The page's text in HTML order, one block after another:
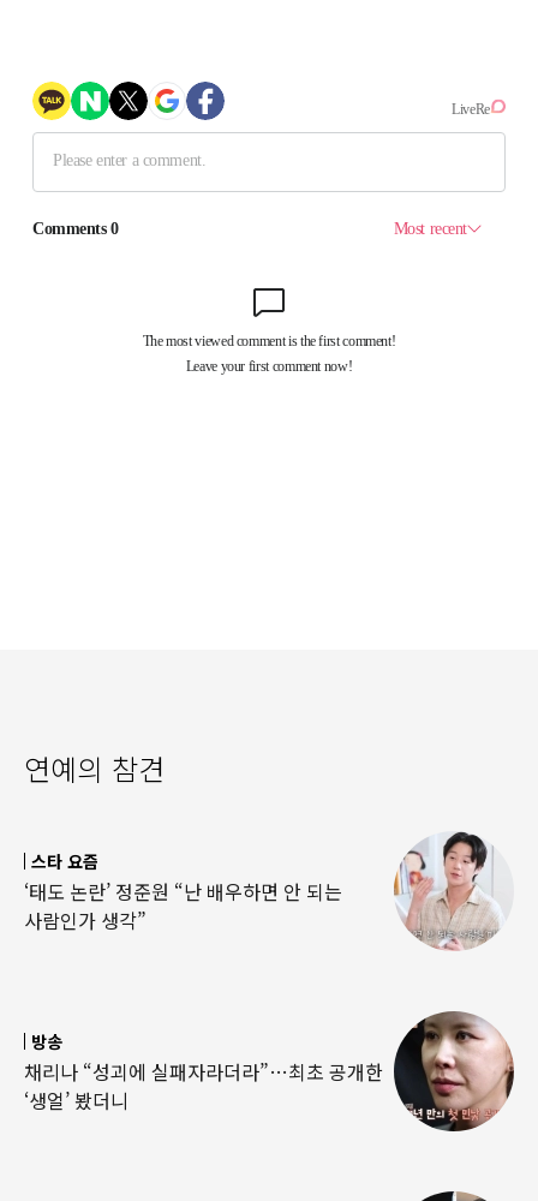
연예의 참견
스타 요즘
‘태도 논란’ 정준원 “난 배우하면 안 되는
사람인가 생각”
방송
채리나 “성괴에 실패자라더라”…최초 공개한
‘생얼’ 봤더니